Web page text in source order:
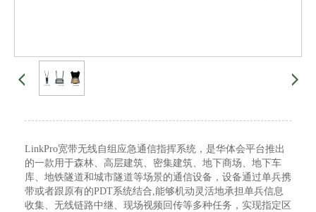
LinkPro宽带无线自组应急通信指挥系统，是华体会平台推出
的一款用于森林、高层建筑、密集建筑、地下商场、地下车
库、地铁隧道和城市隧道等场景的通信设备，设备通过单兵携
带或者跟原有的PDT系统结合,能够机动灵活地承担单兵信息
收集、无线链路中继、现场视频回传等多种任务，实现指定区